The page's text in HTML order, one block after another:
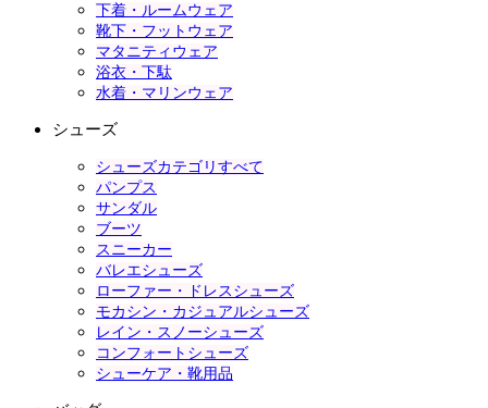
下着・ルームウェア
靴下・フットウェア
マタニティウェア
浴衣・下駄
水着・マリンウェア
シューズ
シューズカテゴリすべて
パンプス
サンダル
ブーツ
スニーカー
バレエシューズ
ローファー・ドレスシューズ
モカシン・カジュアルシューズ
レイン・スノーシューズ
コンフォートシューズ
シューケア・靴用品